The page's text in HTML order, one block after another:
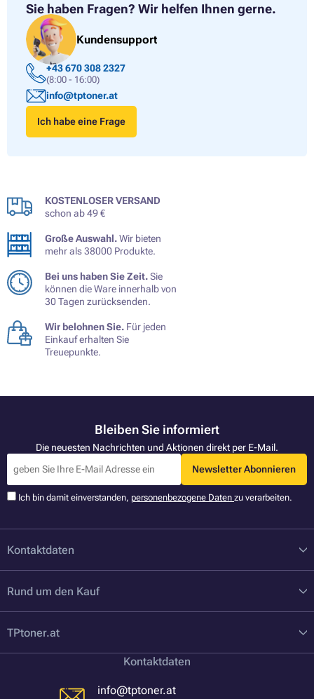
Sie haben Fragen? Wir helfen Ihnen gerne.
Kundensupport
+43 670 308 2327
(8:00 - 16:00)
info@tptoner.at
Ich habe eine Frage
KOSTENLOSER VERSAND
schon ab 49 €
Große Auswahl.Wir bieten
mehr als 38000 Produkte.
Bei uns haben Sie Zeit.Sie
können die Ware innerhalb von
30 Tagen zurücksenden.
Wir belohnen Sie. Für jeden
Einkauf erhalten Sie
Treuepunkte.
Bleiben Sie informiert
Die neuesten Nachrichten und Aktionen direkt per E-Mail.
Newsletter Abonnieren
Ich bin damit einverstanden, personenbezogene Daten zu verarbeiten.
Kontaktdaten
Rund um den Kauf
TPtoner.at
Kontaktdaten
info@tptoner.at